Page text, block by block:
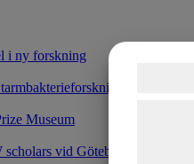
i ny forskning
Museum
vid Göteborgs Universitet